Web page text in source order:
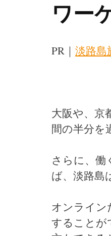
ワー
PR｜ 淡路島
大阪や、京
間の半分を
さらに、働
ば、淡路島
オンライン
することが